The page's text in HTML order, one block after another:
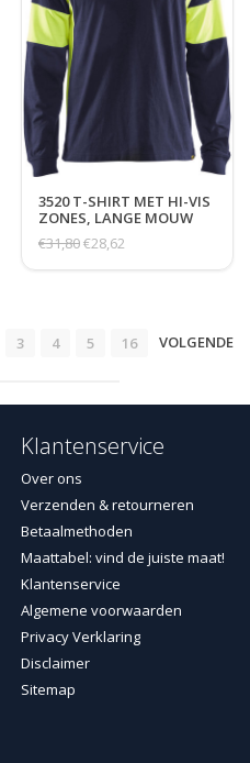
3520 T-SHIRT MET HI-VIS
ZONES, LANGE MOUW
€31,80€28,62
3 4 5 16 VOLGENDE
Klantenservice
Over ons
Verzenden & retourneren
Betaalmethoden
Maattabel: vind de juiste maat!
Klantenservice
Algemene voorwaarden
Privacy Verklaring
Disclaimer
Sitemap